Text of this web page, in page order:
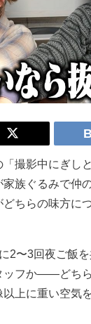
「撮影中にぎし
家族ぐるみで仲
どちらの味方に
2〜3回夜ご飯
ッフか——どち
上に重い空気